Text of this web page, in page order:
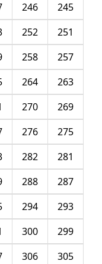
245
246
251
252
257
258
263
264
269
270
275
276
281
282
287
288
293
294
299
300
305
306